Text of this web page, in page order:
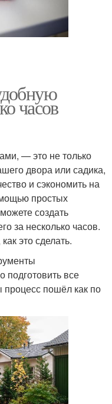
часов
— это не только
двора или садика,
и сэкономить на
простых
создать
за несколько часов.
это сделать.
подготовить все
пошёл как по